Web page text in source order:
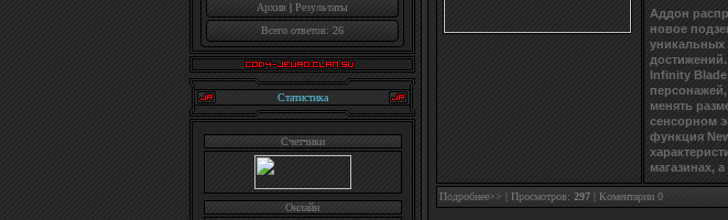
Архив | Результаты
Всего ответов: 26
Статистика
Счетчики
Онлайн
Аддон
новое
уникальных
Infinity
менять
сенсорном
функция
магазинах, а
Подробнее>> | Просмотров: 297 Коментарии 0